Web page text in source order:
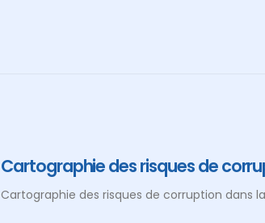
Cartographie des risques de
Cartographie des risques de corruption dans